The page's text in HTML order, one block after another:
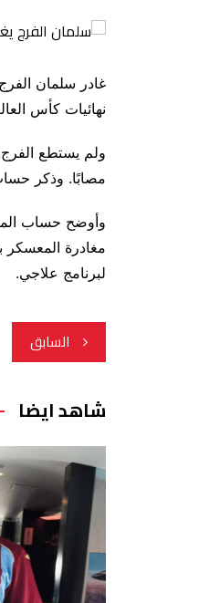
غادر سلمان
نهائيات كأس العالم 2022، وذلك بسبب الإصابة التي تعرض لها في مباراة “الأخضر” الأولى أمام
ولم يستطع الفرج
مصابًا. وذكر
وأوضح حساب
مغادرة المعسكر
لبرنامج علاجي.
تصفّح
المقالات
السابق
شاهد ايضا